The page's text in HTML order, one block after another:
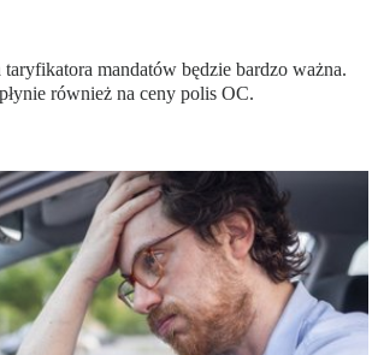
mandatów będzie bardzo ważna.
również na ceny polis OC.